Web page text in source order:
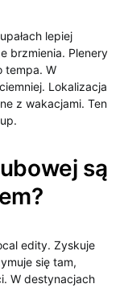
lepiej
brzmienia. Plenery
tempa. W
Lokalizacja
z wakacjami. Ten
są
edity. Zyskuje
się tam,
W destynacjach